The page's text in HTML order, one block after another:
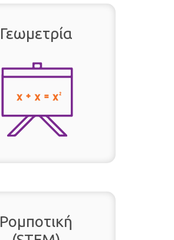
Γεωμετρία
Ρομποτική